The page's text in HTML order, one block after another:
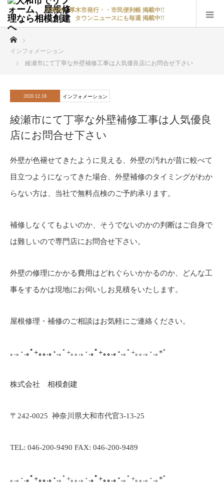
大和市・厚木市発行・・市民便利帳 掲載中!!
タウンニュースにも毎週 掲載中!!
インフォメーション
綾瀬市にて丁寧な外壁補修工事は人気優良店にお問合せ下さい
2020.12.18 インフォメーション
綾瀬市にて丁寧な外壁補修工事は人気優良
店にお問合せ下さい
外壁が色褪せてきたように見える、外壁の汚れが昔に較べて
目立つようになってきた場合、外壁補修のタイミングがわか
らない方は、当社で無料点検のご予約承ります。
補修しなくてもよいのか、そうでないのかの判断はご自身で
は難しいので専門店にお問合せ下さい。
外壁の修理にかかる費用はどれぐらいかかるのか、どんな工
事をするかは現地にお伺いしお見積をいたします。
屋根修理・補修のご相談はお気軽にご連絡ください。
｡.｡･.｡ﾟ+｡｡.｡･.｡ﾟ+｡｡.｡･.｡ﾟ+｡｡.｡･.｡ﾟ+｡｡.｡･.｡*ﾟ
株式会社 相模創建
〒242-0025 神奈川県大和市代官3-13-25
TEL: 046-200-9490 FAX: 046-200-9489
｡ .｡･ .｡ﾟ+｡｡.｡･.｡ﾟ +｡｡ .｡･ .｡ﾟ+｡｡.｡･.｡ﾟ +｡｡ .｡･ .｡ *ﾟ